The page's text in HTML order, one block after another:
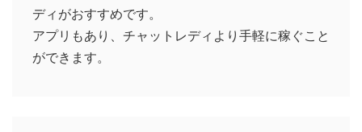
ディがおすすめです。
アプリもあり、チャットレディより手軽に稼ぐこと
ができます。